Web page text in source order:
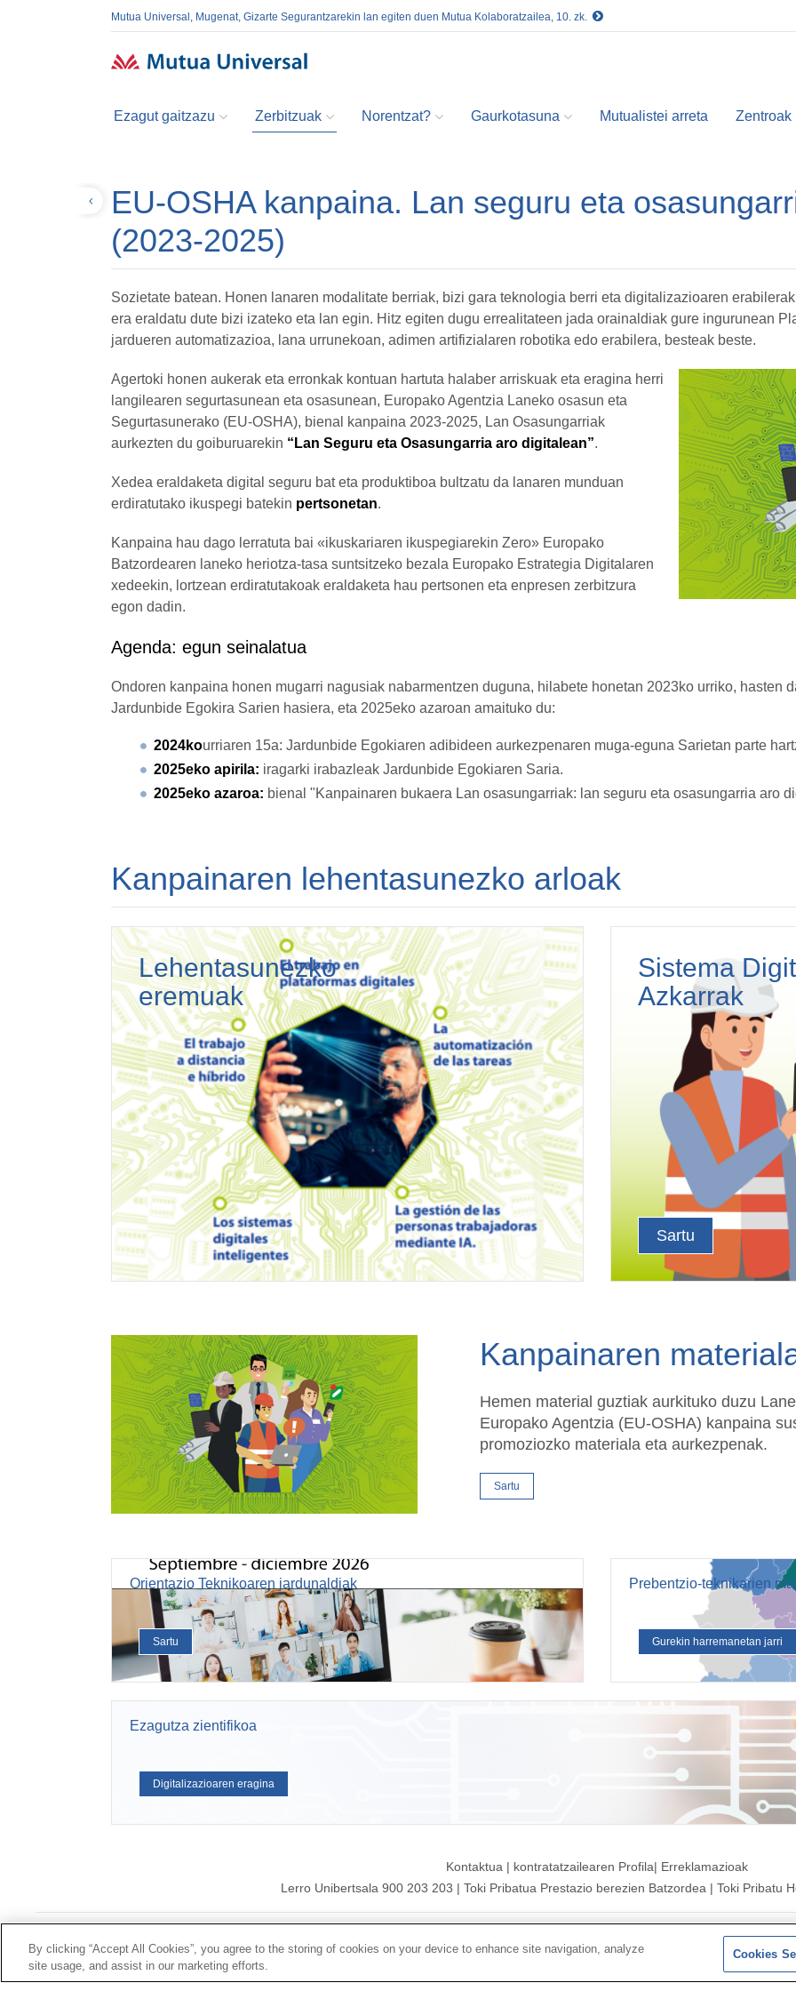
Mutua Universal, Mugenat, Gizarte Segurantzarekin lan egiten duen Mutua Kolaboratzailea, 10. zk.
Ezagut gaitzazu Zerbitzuak Norentzat? Gaurkotasuna Mutualistei arreta Zentroak
EU-OSHA kanpaina. Lan seguru eta
(2023-2025)
Sozietate batean. Honen lanaren modalitate berriak, bizi gara teknologia berri eta digitalizazioaren
era eraldatu dute bizi izateko eta lan egin. Hitz egiten dugu errealitateen jada orainaldiak gure ingurunean
jardueren automatizazioa, lana urrunekoan, adimen artifizialaren robotika edo erabilera, besteak beste.
Agertoki honen aukerak eta erronkak kontuan hartuta halaber arriskuak eta eragina herri
langilearen segurtasunean eta osasunean, Europako Agentzia Laneko osasun eta
Segurtasunerako (EU-OSHA), bienal kanpaina 2023-2025, Lan Osasungarriak
aurkezten du goiburuarekin “Lan Seguru eta Osasungarria aro digitalean”.
Xedea eraldaketa digital seguru bat eta produktiboa bultzatu da lanaren munduan
erdiratutako ikuspegi batekin pertsonetan.
Kanpaina hau dago lerratuta bai «ikuskariaren ikuspegiarekin Zero» Europako
Batzordearen laneko heriotza-tasa suntsitzeko bezala Europako Estrategia Digitalaren
xedeekin, lortzean erdiratutakoak eraldaketa hau pertsonen eta enpresen zerbitzura
egon dadin.
Agenda: egun seinalatua
Ondoren kanpaina honen mugarri nagusiak nabarmentzen duguna, hilabete honetan 2023ko urriko, hasten
Jardunbide Egokira Sarien hasiera, eta 2025eko azaroan amaituko du:
2024kourriaren 15a: Jardunbide Egokiaren adibideen aurkezpenaren muga-eguna Sarietan parte
2025eko apirila: iragarki irabazleak Jardunbide Egokiaren Saria.
2025eko azaroa: bienal "Kanpainaren bukaera Lan osasungarriak: lan seguru eta osasungarria aro
Kanpainaren lehentasunezko arloak
Lehentasunezko
eremuak
Sistema
Azkarrak
Sartu
Kanpainaren
Hemen material guztiak aurkituko duzu
Europako Agentzia (EU-OSHA) kanpaina
promoziozko materiala eta aurkezpenak.
Sartu
Orientazio Teknikoaren jardunaldiak
Sartu
Prebentzio-teknikarien
Gurekin harremanetan jarri
Ezagutza zientifikoa
Digitalizazioaren eragina
Kontaktua | kontratatzailearen Profila| Erreklamazioak
Lerro Unibertsala 900 203 203 | Toki Pribatua Prestazio berezien Batzordea | Toki Pribatu
Datu-babesaren
Jarraitu bertan:
By clicking “Accept All Cookies”, you agree to the storing of cookies on your device to enhance site navigation, analyze
site usage, and assist in our marketing efforts.
Cookies